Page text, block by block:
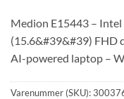
Medion E15443 –
(15.6&#39&#39) FHD
AI-powered laptop –
Varenummer (SKU):